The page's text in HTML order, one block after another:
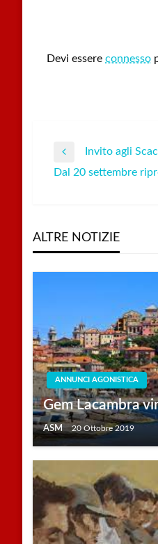
Devi essere connesso
Post
Invito agli
Dal 20 settembre
ALTRE NOTIZIE
ANNUNCI AGONISTICA
Gem Lacambra
ASM 20 Ottobre 2019